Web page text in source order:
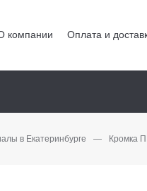
компании Оплата и
в Екатеринбурге — Кромка